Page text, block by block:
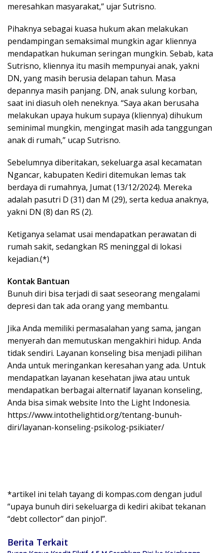
meresahkan masyarakat,” ujar Sutrisno.
Pihaknya sebagai kuasa hukum akan melakukan
pendampingan semaksimal mungkin agar kliennya
mendapatkan hukuman seringan mungkin. Sebab, kata
Sutrisno, kliennya itu masih mempunyai anak, yakni
DN, yang masih berusia delapan tahun. Masa
depannya masih panjang. DN, anak sulung korban,
saat ini diasuh oleh neneknya. “Saya akan berusaha
melakukan upaya hukum supaya (kliennya) dihukum
seminimal mungkin, mengingat masih ada tanggungan
anak di rumah,” ucap Sutrisno.
Sebelumnya diberitakan, sekeluarga asal kecamatan
Ngancar, kabupaten Kediri ditemukan lemas tak
berdaya di rumahnya, Jumat (13/12/2024). Mereka
adalah pasutri D (31) dan M (29), serta kedua anaknya,
yakni DN (8) dan RS (2).
Ketiganya selamat usai mendapatkan perawatan di
rumah sakit, sedangkan RS meninggal di lokasi
kejadian.(*)
Kontak Bantuan
Bunuh diri bisa terjadi di saat seseorang mengalami
depresi dan tak ada orang yang membantu.
Jika Anda memiliki permasalahan yang sama, jangan
menyerah dan memutuskan mengakhiri hidup. Anda
tidak sendiri. Layanan konseling bisa menjadi pilihan
Anda untuk meringankan keresahan yang ada. Untuk
mendapatkan layanan kesehatan jiwa atau untuk
mendapatkan berbagai alternatif layanan konseling,
Anda bisa simak website Into the Light Indonesia.
https://www.intothelightid.org/tentang-bunuh-
diri/layanan-konseling-psikolog-psikiater/
*artikel ini telah tayang di kompas.com dengan judul
“upaya bunuh diri sekeluarga di kediri akibat tekanan
“debt collector” dan pinjol”.
Berita Terkait